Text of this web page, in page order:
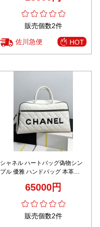
販売個数2件
佐川急便 HOT
シャネル ハートバッグ偽物シン
プル 優雅 ハンドバッグ 本革
65000円
販売個数2件